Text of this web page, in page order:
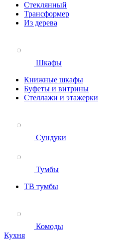
Стеклянный
Трансформер
Из дерева
Шкафы
Книжные шкафы
Буфеты и витрины
Стеллажи и этажерки
Сундуки
Тумбы
ТВ тумбы
Комоды
Кухня